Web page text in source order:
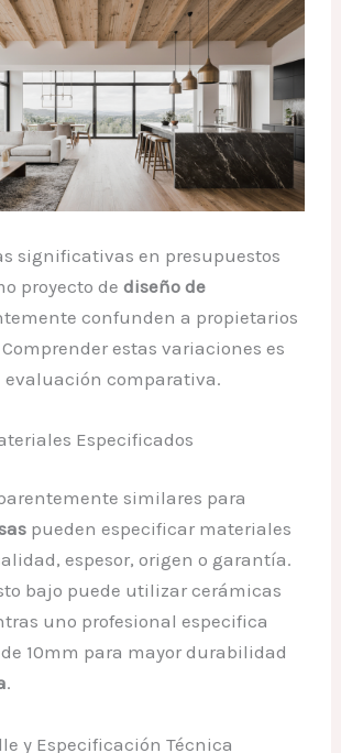
significativas en presupuestos
proyecto dediseño de
confunden a propietarios
Comprender estas variaciones es
evaluación comparativa.
Especificados
similares para
pueden especificar materiales
espesor, origen o garantía.
bajo puede utilizar cerámicas
uno profesional especifica
10mm para mayor durabilidad
.
y Especificación Técnica